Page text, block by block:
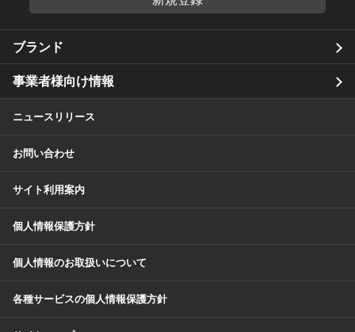
ブランド
事業者様向け情報
ニュースリリース
お問い合わせ
サイト利用案内
個人情報保護方針
個人情報のお取扱いについて
各種サービスの個人情報保護方針